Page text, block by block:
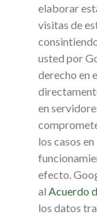
elaborar
visitas de
usted por
derecho en
en
los casos
efecto.
al Acuerdo
los datos